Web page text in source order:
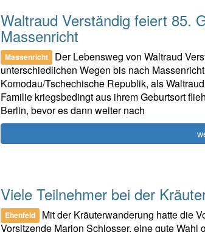
Waltraud Verständig feiert 85.
Massenricht
Massenricht
Der Lebensweg von Waltraud
unterschiedlichen Wegen bis nach
Komodau/Tschechische Republik, als
Familie kriegsbedingt aus ihrem Geburtsort
Berlin, bevor es dann weiter nach
Viele Teilnehmer bei der
Ehenfeld
Mit der Kräuterwanderung hatte die
Vorsitzende Marion Schlosser, eine gute